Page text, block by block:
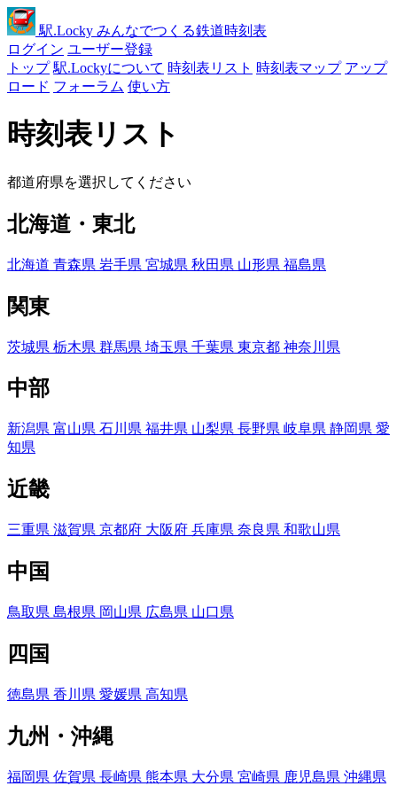
駅.Locky みんなでつくる鉄道時刻表
ログイン ユーザー登録
トップ 駅.Lockyについて 時刻表リスト 時刻表マップ アップ
ロード フォーラム 使い方
時刻表リスト
都道府県を選択してください
北海道・東北
北海道 青森県 岩手県 宮城県 秋田県 山形県 福島県
関東
茨城県 栃木県 群馬県 埼玉県 千葉県 東京都 神奈川県
中部
新潟県 富山県 石川県 福井県 山梨県 長野県 岐阜県 静岡県 愛
知県
近畿
三重県 滋賀県 京都府 大阪府 兵庫県 奈良県 和歌山県
中国
鳥取県 島根県 岡山県 広島県 山口県
四国
徳島県 香川県 愛媛県 高知県
九州・沖縄
福岡県 佐賀県 長崎県 熊本県 大分県 宮崎県 鹿児島県 沖縄県